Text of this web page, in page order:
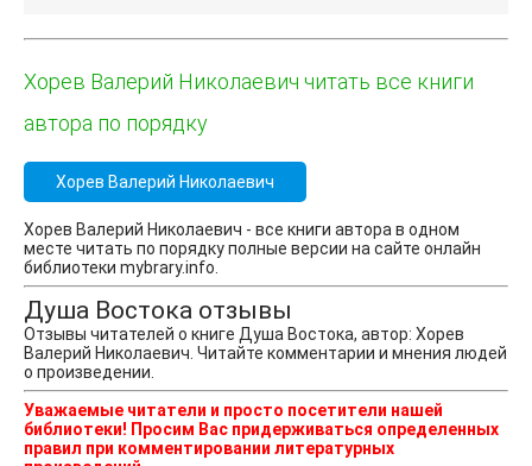
Хорев Валерий Николаевич читать все книги
автора по порядку
Хорев Валерий Николаевич
Хорев Валерий Николаевич - все книги автора в одном
месте читать по порядку полные версии на сайте онлайн
библиотеки mybrary.info.
Душа Востока отзывы
Отзывы читателей о книге Душа Востока, автор: Хорев
Валерий Николаевич. Читайте комментарии и мнения людей
о произведении.
Уважаемые читатели и просто посетители нашей
библиотеки! Просим Вас придерживаться определенных
правил при комментировании литературных